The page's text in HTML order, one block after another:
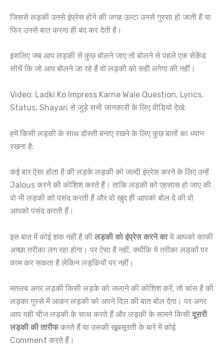
जिससे लड़की उनसे इंप्रेस होने की जगह उल्टा उनसे गुस्सा हो जाती हैं या
फिर उनसे बात करना ही बंद कर देती है।
इसलिए जब आप लड़की से कुछ बोलने जाए तो बोलने से पहले एक सेकेंड
सोचें कि जो आप बोलने जा रहे हैं वो लड़की को सही लगेगा की नहीं।
Video: Ladki Ko Impress Karne Wale Question, Lyrics,
Status, Shayari से जुड़े सभी जानकारी के लिए वीडियो देखे:
हमें किसी लड़की के साथ दोस्ती बनाए रखने के लिए कुछ बातों का ध्यान
रखना है:
कई बार ऐसा होता है की लड़के लड़की को जल्दी इंप्रेस करने के लिए उन्हें
Jalous करने की कोशिश करते हैं। ताकि लड़की को एहसास हो जाए की
वो भी लड़की को पसंद करती हैं और वो खुद ही आपको बोल दे की वो
आपको पसंद करती हैं।
इस बात में कोई शक नहीं है की लड़की को इंप्रेस करने काये आपको काफी
अच्छा तरीका लग रहा होगा। पर ऐसा है नहीं, क्योंकि ये तरीका लड़कों पर
काम कर सकता है लेकिन लड़कियों पर नहीं।
मतलब अगर लड़की किसी लड़के को जलाने की कोशिश करें, तो चांस है की
लड़का गुस्से में आकर लड़की को अपने दिल की बात बोल देगा। पर अगर
आप यही चीज लड़की के साथ करते हैं और लड़की के सामने किसी दूसरी
लड़की की तारीफकरते हैं या उसकी खूबसूरती के बारे में कोई
Comment करते हैं।